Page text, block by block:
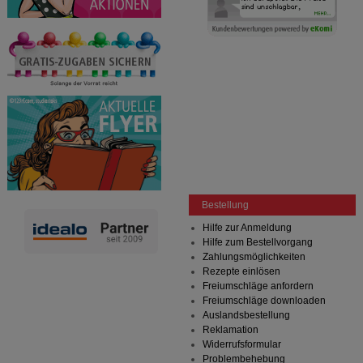
Bestellung
Hilfe zur Anmeldung
Hilfe zum Bestellvorgang
Zahlungsmöglichkeiten
Rezepte einlösen
Freiumschläge anfordern
Freiumschläge downloaden
Auslandsbestellung
Reklamation
Widerrufsformular
Problembehebung